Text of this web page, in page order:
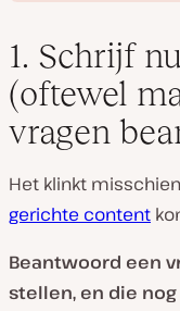
1. Schrijf
(oftewel
vragen
Het klinkt
gerichte content
Beantwoord een
stellen, en die